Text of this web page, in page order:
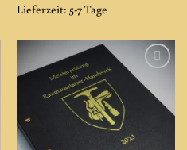
Die
können
auf
der
Produktseite
gewählt
werden
Lieferzeit: 5-7 Tage
Add to
wishlist